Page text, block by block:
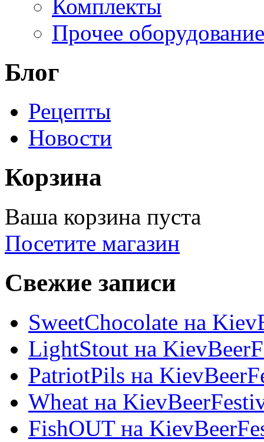
Комплекты
Прочее оборудование
Блог
Рецепты
Новости
Корзина
Ваша корзина пуста
Посетите магазин
Свежие записи
SweetChocolate на
LightStout на
PatriotPils на
Wheat на
FishOUT на